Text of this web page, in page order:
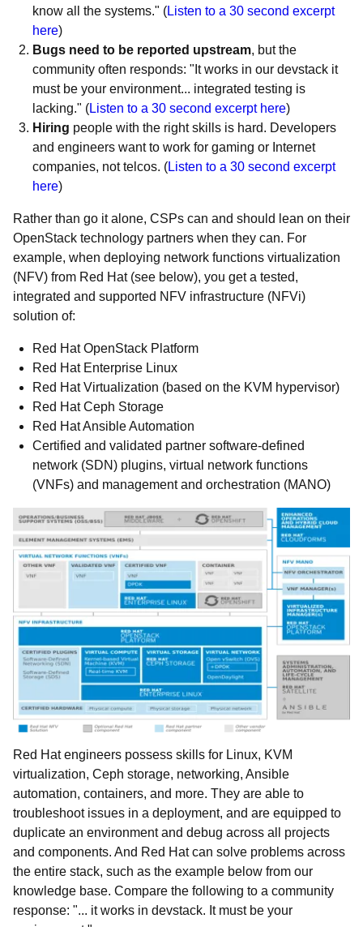
know all the systems." (Listen to a 30 second excerpt
here)
Bugs need to be reported upstream, but the
community often responds: "It works in our devstack it
must be your environment... integrated testing is
lacking." (Listen to a 30 second excerpt here)
Hiring people with the right skills is hard. Developers
and engineers want to work for gaming or Internet
companies, not telcos. (Listen to a 30 second excerpt
here)
Rather than go it alone, CSPs can and should lean on their
OpenStack technology partners when they can. For
example, when deploying network functions virtualization
(NFV) from Red Hat (see below), you get a tested,
integrated and supported NFV infrastructure (NFVi)
solution of:
Red Hat OpenStack Platform
Red Hat Enterprise Linux
Red Hat Virtualization (based on the KVM hypervisor)
Red Hat Ceph Storage
Red Hat Ansible Automation
Certified and validated partner software-defined
network (SDN) plugins, virtual network functions
(VNFs) and management and orchestration (MANO)
Red Hat engineers possess skills for Linux, KVM
virtualization, Ceph storage, networking, Ansible
automation, containers, and more. They are able to
troubleshoot issues in a deployment, and are equipped to
duplicate an environment and debug across all projects
and components. And Red Hat can solve problems across
the entire stack, such as the example below from our
knowledge base. Compare the following to a community
response: "... it works in devstack. It must be your